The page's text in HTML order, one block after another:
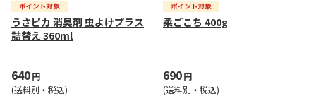
うさピカ 消臭剤 虫よけプラス
詰替え 360ml
640円
(送料別・税込)
柔ごこち 400g
690円
(送料別・税込)